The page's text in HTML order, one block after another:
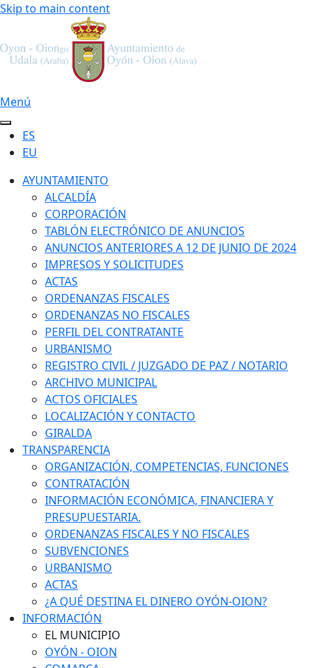
Skip to main content
Menú
ES
EU
AYUNTAMIENTO
ALCALDÍA
CORPORACIÓN
TABLÓN ELECTRÓNICO DE ANUNCIOS
ANUNCIOS ANTERIORES A 12 DE JUNIO DE 2024
IMPRESOS Y SOLICITUDES
ACTAS
ORDENANZAS FISCALES
ORDENANZAS NO FISCALES
PERFIL DEL CONTRATANTE
URBANISMO
REGISTRO CIVIL / JUZGADO DE PAZ / NOTARIO
ARCHIVO MUNICIPAL
ACTOS OFICIALES
LOCALIZACIÓN Y CONTACTO
GIRALDA
TRANSPARENCIA
ORGANIZACIÓN, COMPETENCIAS, FUNCIONES
CONTRATACIÓN
INFORMACIÓN ECONÓMICA, FINANCIERA Y
PRESUPUESTARIA.
ORDENANZAS FISCALES Y NO FISCALES
SUBVENCIONES
URBANISMO
ACTAS
¿A QUÉ DESTINA EL DINERO OYÓN-OION?
INFORMACIÓN
EL MUNICIPIO
OYÓN - OION